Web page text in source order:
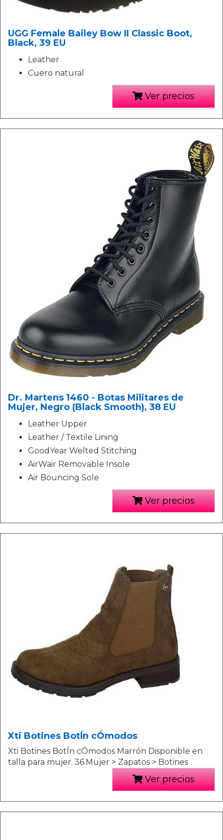
UGG Female Bailey Bow II Classic Boot,
Black, 39 EU
Leather
Cuero natural
Ver precios
Dr. Martens 1460 - Botas Militares de
Mujer, Negro (Black Smooth), 38 EU
Leather Upper
Leather / Textile Lining
GoodYear Welted Stitching
AirWair Removable Insole
Air Bouncing Sole
Ver precios
Xti Botines BotÍn cÓmodos
Xti Botines BotÍn cÓmodos Marrón Disponible en
talla para mujer. 36.Mujer > Zapatos > Botines
Ver precios